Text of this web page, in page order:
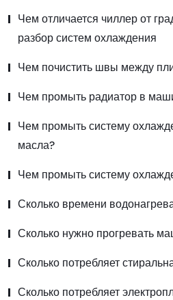
Чем отличается чиллер от
разбор систем охлаждения
Чем почистить швы между
Чем промыть радиатор в
Чем промыть систему
масла?
Чем промыть систему
Сколько времени
Сколько нужно прогревать
Сколько потребляет
Сколько потребляет